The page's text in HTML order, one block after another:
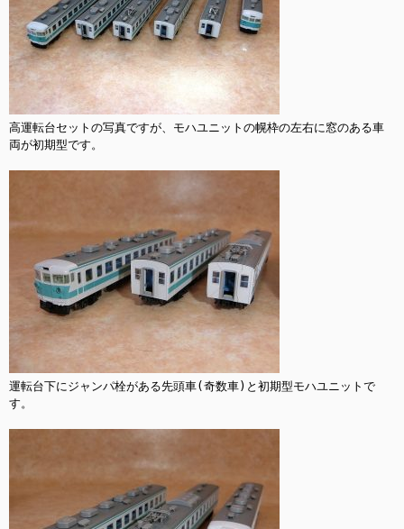
高運転台セットの写真ですが、モハユニットの幌枠の左右に窓のある車
両が初期型です。
運転台下にジャンパ栓がある先頭車(奇数車)と初期型モハユニットで
す。